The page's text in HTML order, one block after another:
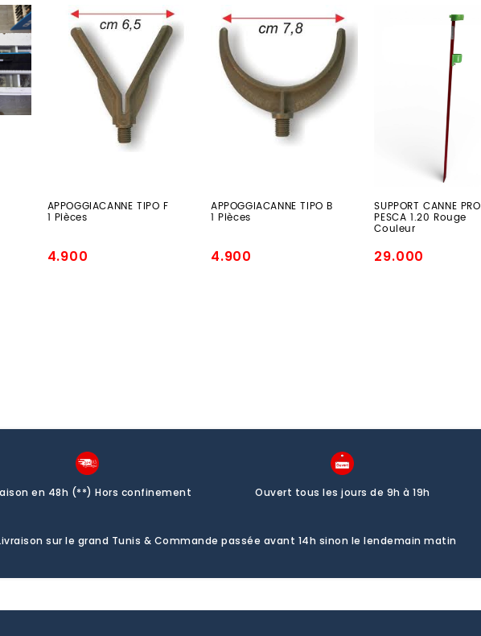
APPOGGIACANNE
TIPO
APPOGGIACANNE TIPO F
1 Pièces
Prix
4.900
APPOGGIACANNE
TIPO
Pièces
APPOGGIACANNE TIPO B
1 Pièces
Prix
4.900
SUPPORT CANNE PRO
PESCA 1.20 Rouge
Couleur
Prix
29.000
en 48h (**) Hors confinement Ouvert tous les jours de 9h à 19h
sur le grand Tunis & Commande passée avant 14h sinon le lendemain matin